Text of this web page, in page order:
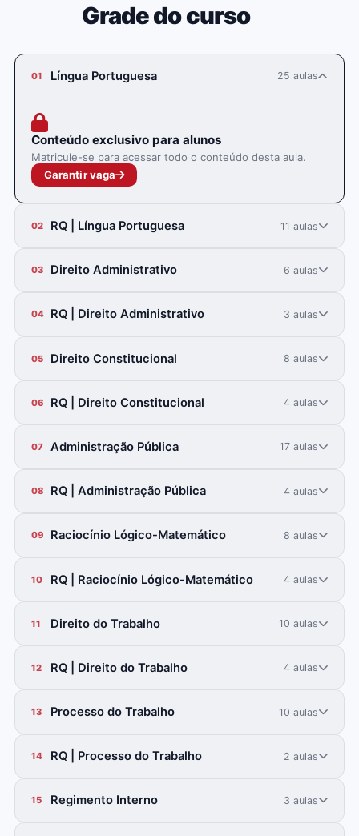
Grade do curso
01 Língua Portuguesa 25 aulas
Conteúdo exclusivo para alunos
Matricule-se para acessar todo o conteúdo desta aula.
Garantir vaga
02 RQ | Língua Portuguesa 11 aulas
03 Direito Administrativo 6 aulas
04 RQ | Direito Administrativo 3 aulas
05 Direito Constitucional 8 aulas
06 RQ | Direito Constitucional 4 aulas
07 Administração Pública 17 aulas
08 RQ | Administração Pública 4 aulas
09 Raciocínio Lógico-Matemático 8 aulas
10 RQ | Raciocínio Lógico-Matemático 4 aulas
11 Direito do Trabalho 10 aulas
12 RQ | Direito do Trabalho 4 aulas
13 Processo do Trabalho 10 aulas
14 RQ | Processo do Trabalho 2 aulas
15 Regimento Interno 3 aulas